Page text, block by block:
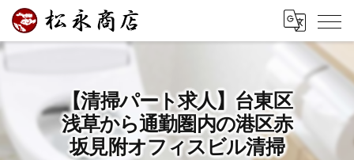
【清掃パート求人】台東区
浅草から通勤圏内の港区赤
坂見附オフィスビル清掃